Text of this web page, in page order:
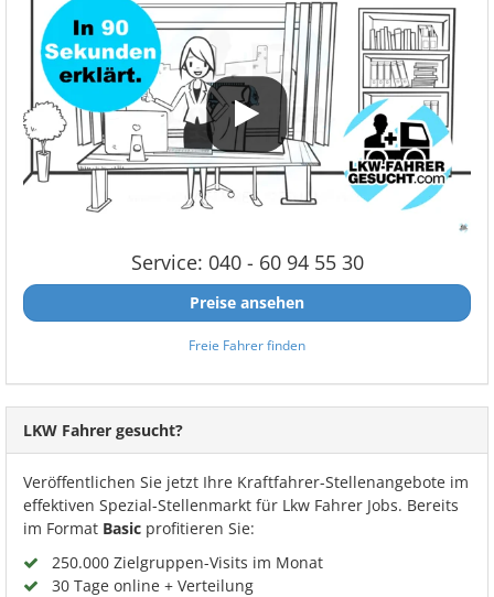
Service: 040 - 60 94 55 30
Preise ansehen
Freie Fahrer finden
LKW Fahrer gesucht?
Veröffentlichen Sie jetzt Ihre Kraftfahrer-Stellenangebote im
effektiven Spezial-Stellenmarkt für Lkw Fahrer Jobs. Bereits
im Format Basic profitieren Sie:
250.000 Zielgruppen-Visits im Monat
30 Tage online + Verteilung